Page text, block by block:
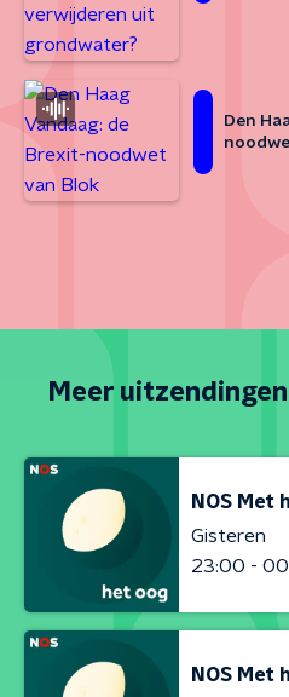
Den
Meer uitzendingen
NOS Met
Gisteren
23:00 -
NOS Met